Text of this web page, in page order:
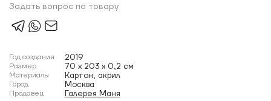
Задать вопрос по товару
Год создания 2019
Размер 70 x 203 x 0,2 см
Материалы Картон, акрил
Город Москва
Продавец Галерея Маня